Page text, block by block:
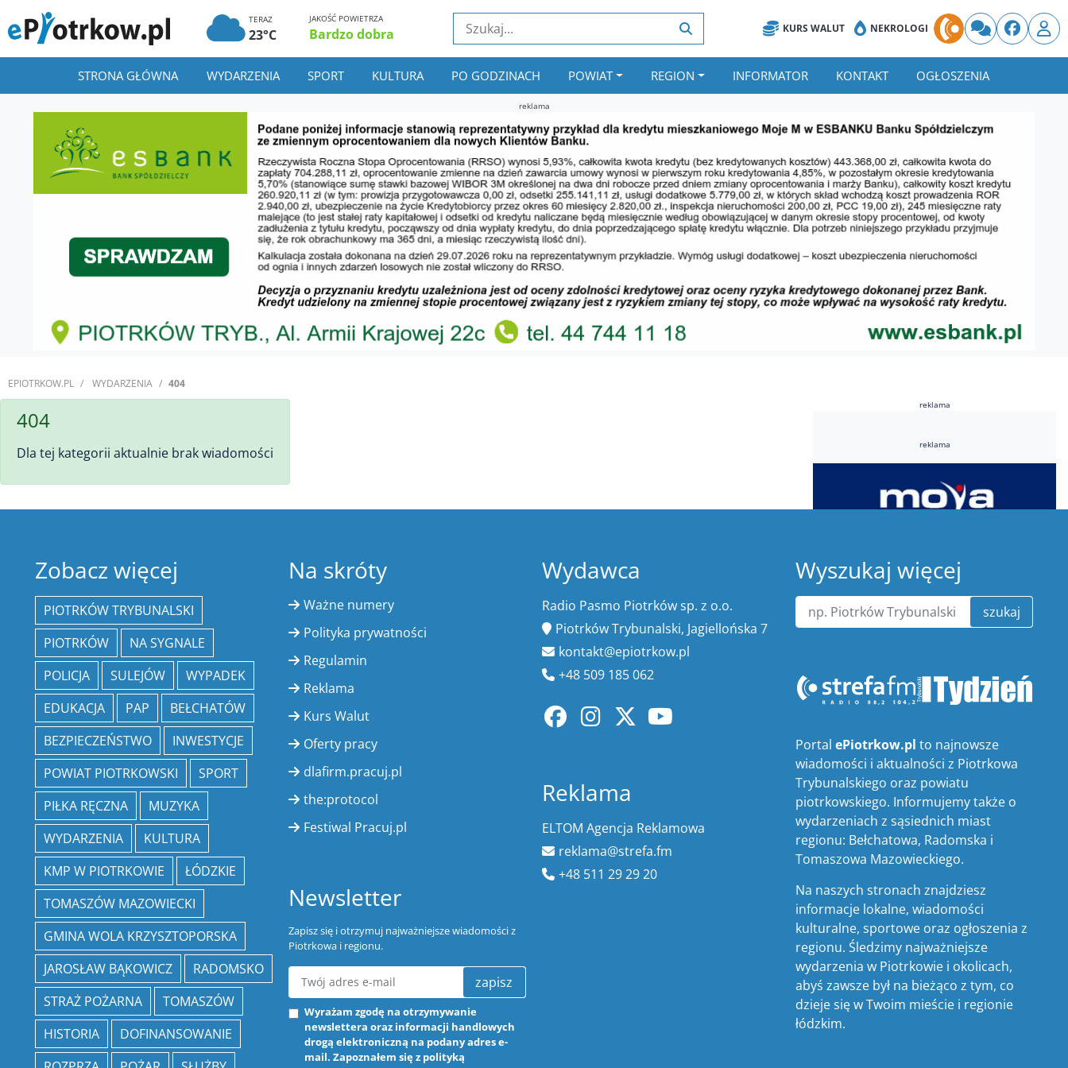
TERAZ
23°C
JAKOŚĆ POWIETRZA
Bardzo dobra KURS WALUT NEKROLOGI
STRONA GŁÓWNA WYDARZENIA SPORT KULTURA PO GODZINACH POWIAT REGION INFORMATOR KONTAKT OGŁOSZENIA
reklama
EPIOTRKOW.PL WYDARZENIA 404
404
Dla tej kategorii aktualnie brak wiadomości
reklama
reklama
Zobacz więcej
PIOTRKÓW TRYBUNALSKI
PIOTRKÓW
NA SYGNALE
POLICJA
SULEJÓW
WYPADEK
EDUKACJA
PAP
BEŁCHATÓW
BEZPIECZEŃSTWO
INWESTYCJE
POWIAT PIOTRKOWSKI
SPORT
PIŁKA RĘCZNA
MUZYKA
WYDARZENIA
KULTURA
KMP W PIOTRKOWIE
ŁÓDZKIE
TOMASZÓW MAZOWIECKI
GMINA WOLA KRZYSZTOPORSKA
JAROSŁAW BĄKOWICZ
RADOMSKO
STRAŻ POŻARNA
TOMASZÓW
HISTORIA
DOFINANSOWANIE
Na skróty
Ważne numery
Polityka prywatności
Regulamin
Reklama
Kurs Walut
Oferty pracy
dlafirm.pracuj.pl
the:protocol
Festiwal Pracuj.pl
Newsletter
Zapisz się i otrzymuj najważniejsze wiadomości z
Piotrkowa i regionu.
zapisz
Wyrażam zgodę na otrzymywanie
newslettera oraz informacji handlowych
drogą elektroniczną na podany adres e-
mail. Zapoznałem się z polityką
Wydawca
Radio Pasmo Piotrków sp. z o.o.
Piotrków Trybunalski, Jagiellońska 7
kontakt@epiotrkow.pl
+48 509 185 062
Reklama
ELTOM Agencja Reklamowa
reklama@strefa.fm
+48 511 29 29 20
Wyszukaj więcej
szukaj
PortalePiotrkow.pl to najnowsze
wiadomości i aktualności z Piotrkowa
Trybunalskiego oraz powiatu
piotrkowskiego. Informujemy także o
wydarzeniach z sąsiednich miast
regionu: Bełchatowa, Radomska i
Tomaszowa Mazowieckiego.
Na naszych stronach znajdziesz
informacje lokalne, wiadomości
kulturalne, sportowe oraz ogłoszenia z
regionu. Śledzimy najważniejsze
wydarzenia w Piotrkowie i okolicach,
abyś zawsze był na bieżąco z tym, co
dzieje się w Twoim mieście i regionie
łódzkim.